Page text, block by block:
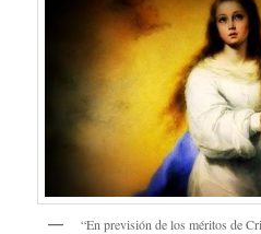
“En previsión de los méritos de